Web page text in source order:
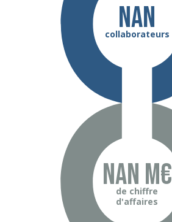
NaN
collaborateurs
NaN m€
de chiffre
d'affaires